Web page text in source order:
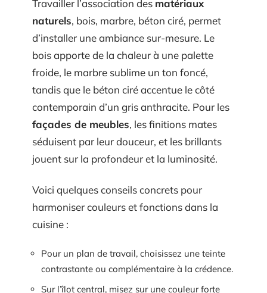
Travailler l’association des matériaux
naturels, bois, marbre, béton ciré, permet
d’installer une ambiance sur-mesure. Le
bois apporte de la chaleur à une palette
froide, le marbre sublime un ton foncé,
tandis que le béton ciré accentue le côté
contemporain d’un gris anthracite. Pour les
façades de meubles, les finitions mates
séduisent par leur douceur, et les brillants
jouent sur la profondeur et la luminosité.
Voici quelques conseils concrets pour
harmoniser couleurs et fonctions dans la
cuisine :
Pour un plan de travail, choisissez une teinte
contrastante ou complémentaire à la crédence.
Sur l’îlot central, misez sur une couleur forte